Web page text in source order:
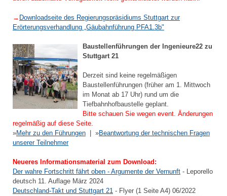
→ Downloadseite des Regierungspräsidiums Stuttgart zur
Erörterungsverhandlung „Gäubahnführung PFA1.3b"
Baustellenführungen der Ingenieure22 zu
Stuttgart 21
Derzeit sind keine regelmäßigen
Baustellenführungen (früher am 1. Mittwoch
im Monat ab 17 Uhr) rund um die
Tiefbahnhofbaustelle geplant.
Bitte schauen Sie wegen event. Änderungen
regelmäßig auf diese Seite.
»Mehr zu den Führungen | »Beantwortung der technischen Fragen
unserer Teilnehmer
Neueres Informationsmaterial zum Download:
Der wahre Fortschritt fährt oben - Argumente der Vernunft - Leporello
deutsch 11. Auflage März 2024
Deutschland-Takt und Stuttgart 21 - Flyer (1 Seite A4) 06/2022